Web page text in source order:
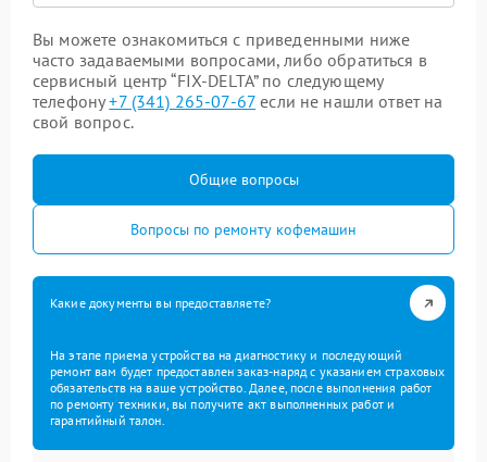
Вы можете ознакомиться с приведенными ниже
часто задаваемыми вопросами, либо обратиться в
сервисный центр “FIX-DELTA” по следующему
телефону+7 (341) 265-07-67 если не нашли ответ на
свой вопрос.
Общие вопросы
Вопросы по ремонту кофемашин
Какие документы вы предоставляете?
На этапе приема устройства на диагностику и последующий
ремонт вам будет предоставлен заказ-наряд с указанием страховых
обязательств на ваше устройство. Далее, после выполнения работ
по ремонту техники, вы получите акт выполненных работ и
гарантийный талон.